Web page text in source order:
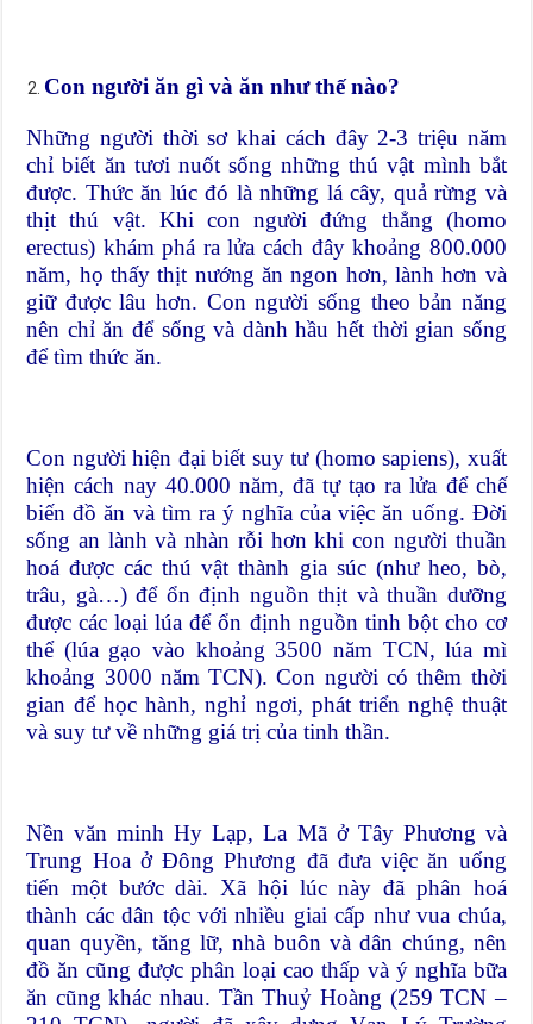
Con người ăn gì và ăn như thế nào?
Những người thời sơ khai cách đây 2-3 triệu năm
chỉ biết ăn tươi nuốt sống những thú vật mình bắt
được. Thức ăn lúc đó là những lá cây, quả rừng và
thịt thú vật. Khi con người đứng thẳng (homo
erectus) khám phá ra lửa cách đây khoảng 800.000
năm, họ thấy thịt nướng ăn ngon hơn, lành hơn và
giữ được lâu hơn. Con người sống theo bản năng
nên chỉ ăn để sống và dành hầu hết thời gian sống
để tìm thức ăn.
Con người hiện đại biết suy tư (homo sapiens), xuất
hiện cách nay 40.000 năm, đã tự tạo ra lửa để chế
biến đồ ăn và tìm ra ý nghĩa của việc ăn uống. Đời
sống an lành và nhàn rỗi hơn khi con người thuần
hoá được các thú vật thành gia súc (như heo, bò,
trâu, gà…) để ổn định nguồn thịt và thuần dưỡng
được các loại lúa để ổn định nguồn tinh bột cho cơ
thể (lúa gạo vào khoảng 3500 năm TCN, lúa mì
khoảng 3000 năm TCN). Con người có thêm thời
gian để học hành, nghỉ ngơi, phát triển nghệ thuật
và suy tư về những giá trị của tinh thần.
Nền văn minh Hy Lạp, La Mã ở Tây Phương và
Trung Hoa ở Đông Phương đã đưa việc ăn uống
tiến một bước dài. Xã hội lúc này đã phân hoá
thành các dân tộc với nhiều giai cấp như vua chúa,
quan quyền, tăng lữ, nhà buôn và dân chúng, nên
đồ ăn cũng được phân loại cao thấp và ý nghĩa bữa
ăn cũng khác nhau. Tần Thuỷ Hoàng (259 TCN –